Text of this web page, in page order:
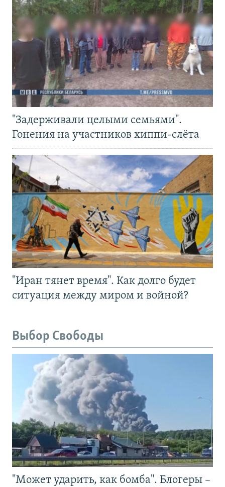
"Задерживали целыми семьями".
Гонения на участников хиппи-слёта
"Иран тянет время". Как долго будет
ситуация между миром и войной?
Выбор Свободы
"Может ударить, как бомба". Блогеры –